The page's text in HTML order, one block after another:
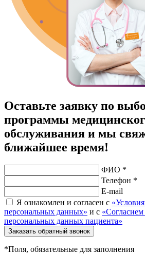
Оставьте заявку по
программы
обслуживания и мы
ближайшее время!
ФИО *
Телефон *
E-mail
Я ознакомлен и согласен с
персональных данных» и с
персональных данных пациента»
Заказать обратный звонок
*Поля, обязательные для заполнения